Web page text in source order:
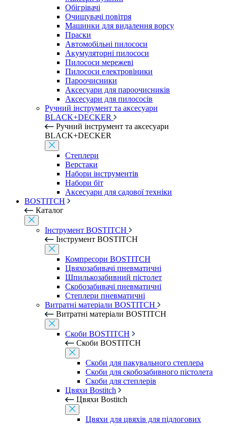
Обігрівачі
Очищувачі повітря
Машинки для видалення ворсу
Праски
Автомобільні пилососи
Акумуляторні пилососи
Пилососи мережеві
Пилососи електровіники
Пароочисники
Аксесуари для пароочисників
Аксесуари для пилососів
Ручний інструмент та аксесуари
BLACK+DECKER
Ручний інструмент та аксесуари
BLACK+DECKER
Степлери
Верстаки
Набори інструментів
Набори біт
Аксесуари для садової техніки
BOSTITCH
Каталог
Інструмент BOSTITCH
Інструмент BOSTITCH
Компресори BOSTITCH
Цвяхозабивачі пневматичні
Шпилькозабивний пістолет
Скобозабивачі пневматичні
Степлери пневматичні
Витратні матеріали BOSTITCH
Витратні матеріали BOSTITCH
Скоби BOSTITCH
Скоби BOSTITCH
Скоби для пакувального степлера
Скоби для скобозабивного пістолета
Скоби для степлерів
Цвяхи Bostitch
Цвяхи Bostitch
Цвяхи для цвяхів для підлогових